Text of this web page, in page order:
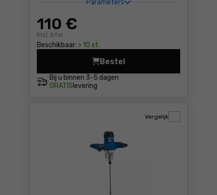
Parameters
110 €
Incl. btw
Beschikbaar: > 10 st.
Bij u binnen 3-5 dagen
GRATIS levering
Bestel
Menger/mixer Pansam
Vergelijk